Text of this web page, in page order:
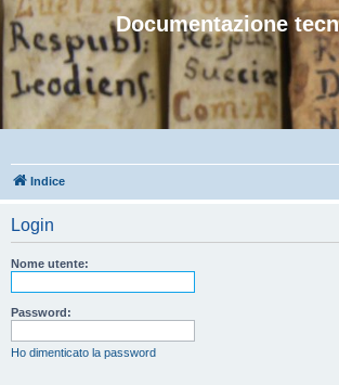
Documentazione
Indice
Login
Nome utente:
Password:
Ho dimenticato la password